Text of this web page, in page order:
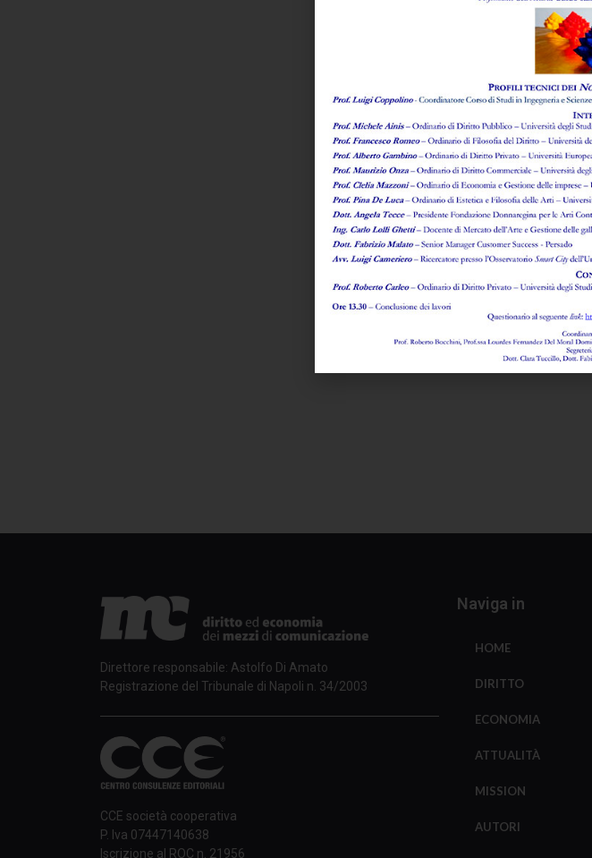
Direttore responsabile: Astolfo Di Amato
Registrazione del Tribunale di Napoli n. 34/2003
CCE società cooperativa
P. Iva 07447140638
Iscrizione al ROC n. 21956
Naviga in
HOME
DIRITTO
ECONOMIA
ATTUALITÀ
MISSION
AUTORI